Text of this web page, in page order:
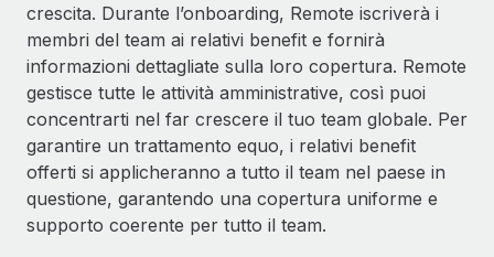
crescita. Durante l’onboarding, Remote iscriverà i
membri del team ai relativi benefit e fornirà
informazioni dettagliate sulla loro copertura. Remote
gestisce tutte le attività amministrative, così puoi
concentrarti nel far crescere il tuo team globale. Per
garantire un trattamento equo, i relativi benefit
offerti si applicheranno a tutto il team nel paese in
questione, garantendo una copertura uniforme e
supporto coerente per tutto il team.